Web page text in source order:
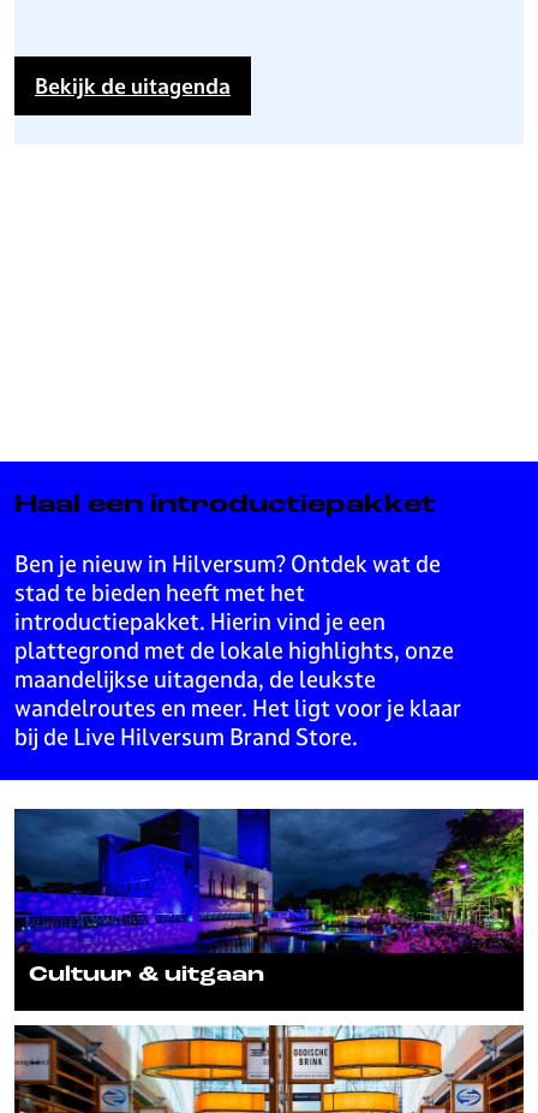
Bekijk de uitagenda
Haal een introductiepakket
Ben je nieuw in Hilversum? Ontdek wat de
stad te bieden heeft met het
introductiepakket. Hierin vind je een
plattegrond met de lokale highlights, onze
maandelijkse uitagenda, de leukste
wandelroutes en meer. Het ligt voor je klaar
bij de Live Hilversum Brand Store.
Cultuur & uitgaan
u
l
t
u
&
u
i
W
i
n